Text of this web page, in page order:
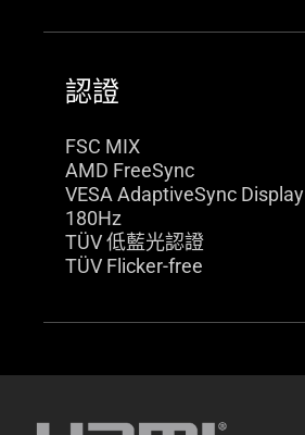
認證
FSC MIX
AMD FreeSync
VESA AdaptiveSync Display
180Hz
TÜV 低藍光認證
TÜV Flicker-free